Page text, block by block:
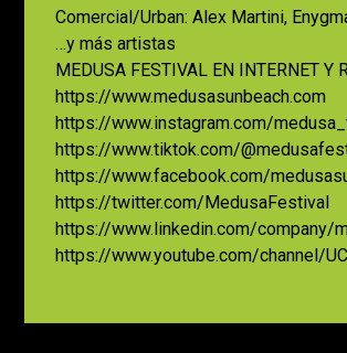
Comercial/Urban: Alex Martini,
…y más artistas
MEDUSA FESTIVAL EN INTERNET Y
https://www.medusasunbeach.com
https://www.instagram.com/
https://www.tiktok.com/
https://www.facebook.com/
https://twitter.com/MedusaFestival
https://www.linkedin.com/company/
https://www.youtube.com/channel/